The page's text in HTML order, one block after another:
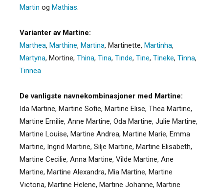
Martin og Mathias
Varianter av Martine:
Marthea, Marthine, Martina, Martinette, Martinha,
Martyna, Mortine, Thina, Tina, Tinde, Tine, Tineke, Tinna,
Tinnea
De vanligste navnekombinasjoner med Martine:
Ida Martine, Martine Sofie, Martine Elise, Thea Martine,
Martine Emilie, Anne Martine, Oda Martine, Julie Martine,
Martine Louise, Martine Andrea, Martine Marie, Emma
Martine, Ingrid Martine, Silje Martine, Martine Elisabeth,
Martine Cecilie, Anna Martine, Vilde Martine, Ane
Martine, Martine Alexandra, Mia Martine, Martine
Victoria, Martine Helene, Martine Johanne, Martine